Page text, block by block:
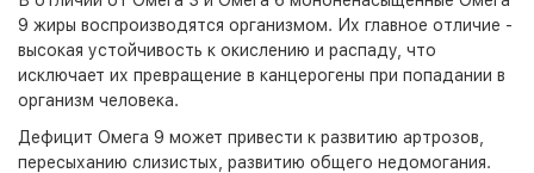
9 жиры воспроизводятся организмом. Их главное отличие -
высокая устойчивость к окислению и распаду, что
исключает их превращение в канцерогены при попадании в
организм человека.
Дефицит Омега 9 может привести к развитию артрозов,
пересыханию слизистых, развитию общего недомогания.